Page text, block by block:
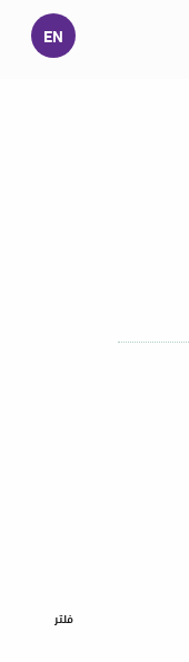
EN
فلتر